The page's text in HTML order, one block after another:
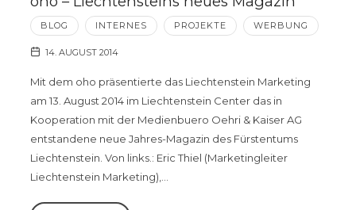
BLOG INTERNES PROJEKTE WERBUNG
14. AUGUST 2014
Mit dem oho präsentierte das Liechtenstein Marketing
am 13. August 2014 im Liechtenstein Center das in
Kooperation mit der Medienbuero Oehri & Kaiser AG
entstandene neue Jahres-Magazin des Fürstentums
Liechtenstein. Von links.: Eric Thiel (Marketingleiter
Liechtenstein Marketing),…